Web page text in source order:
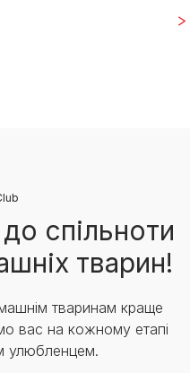
спільноти
тварин!
тваринам краще
вас на кожному етапі
улюбленцем.